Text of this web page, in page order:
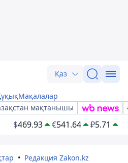
Қаз
Мақалалар
мақтанышы
$469.93 €541.64 ₽5.71
Редакция Zakon.kz